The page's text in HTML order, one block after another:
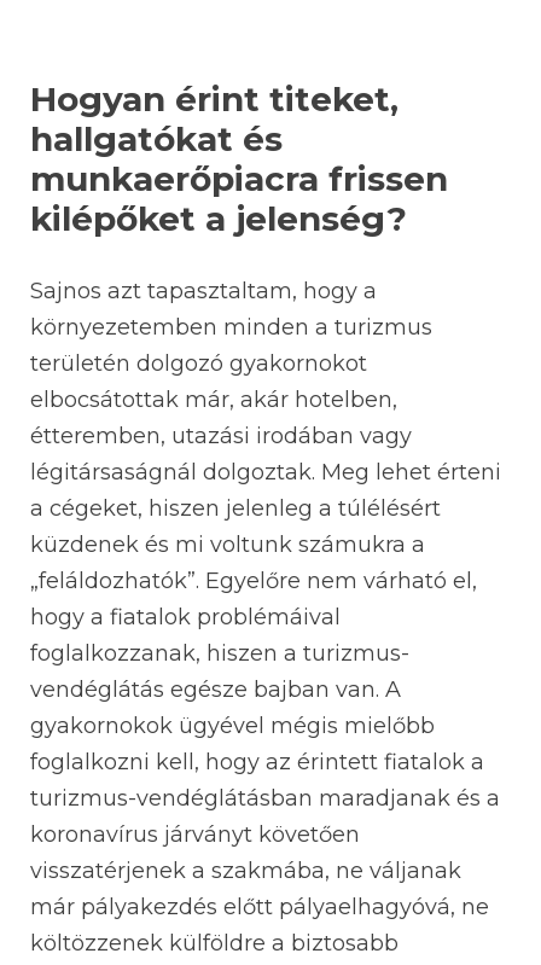
Hogyan érint titeket,
hallgatókat és
munkaerőpiacra frissen
kilépőket a jelenség?
Sajnos azt tapasztaltam, hogy a
környezetemben minden a turizmus
területén dolgozó gyakornokot
elbocsátottak már, akár hotelben,
étteremben, utazási irodában vagy
légitársaságnál dolgoztak. Meg lehet érteni
a cégeket, hiszen jelenleg a túlélésért
küzdenek és mi voltunk számukra a
„feláldozhatók”. Egyelőre nem várható el,
hogy a fiatalok problémáival
foglalkozzanak, hiszen a turizmus-
vendéglátás egésze bajban van. A
gyakornokok ügyével mégis mielőbb
foglalkozni kell, hogy az érintett fiatalok a
turizmus-vendéglátásban maradjanak és a
koronavírus járványt követően
visszatérjenek a szakmába, ne váljanak
már pályakezdés előtt pályaelhagyóvá, ne
költözzenek külföldre a biztosabb